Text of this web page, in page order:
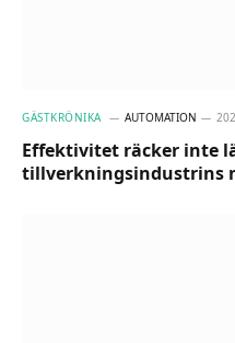
GÄSTKRÖNIKA AUTOMATION
Effektivitet räcker inte
tillverkningsindustrins